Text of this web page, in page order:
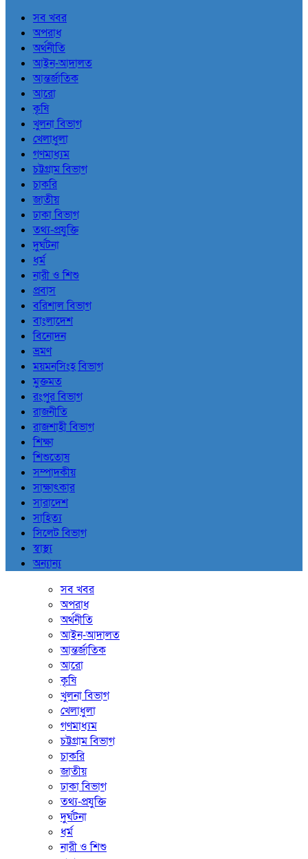
সব খবর
অপরাধ
অর্থনীতি
আইন-আদালত
আন্তর্জাতিক
আরো
কৃষি
খুলনা বিভাগ
খেলাধুলা
গণমাধ্যম
চট্টগ্রাম বিভাগ
চাকরি
জাতীয়
ঢাকা বিভাগ
তথ্য-প্রযুক্তি
দুর্ঘটনা
ধর্ম
নারী ও শিশু
প্রবাস
বরিশাল বিভাগ
বাংলাদেশ
বিনোদন
ভ্রমণ
ময়মনসিংহ বিভাগ
মুক্তমত
রংপুর বিভাগ
রাজনীতি
রাজশাহী বিভাগ
শিক্ষা
শিশুতোষ
সম্পাদকীয়
সাক্ষাৎকার
সারাদেশ
সাহিত্য
সিলেট বিভাগ
স্বাস্থ্য
অন্যান্য
সব খবর
অপরাধ
অর্থনীতি
আইন-আদালত
আন্তর্জাতিক
আরো
কৃষি
খুলনা বিভাগ
খেলাধুলা
গণমাধ্যম
চট্টগ্রাম বিভাগ
চাকরি
জাতীয়
ঢাকা বিভাগ
তথ্য-প্রযুক্তি
দুর্ঘটনা
ধর্ম
নারী ও শিশু